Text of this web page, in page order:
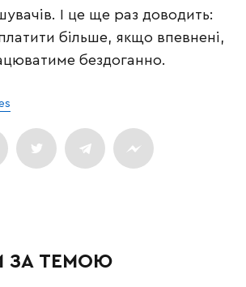
І це ще раз доводить:
платити більше, якщо впевнені,
бездоганно.
ЗА ТЕМОЮ